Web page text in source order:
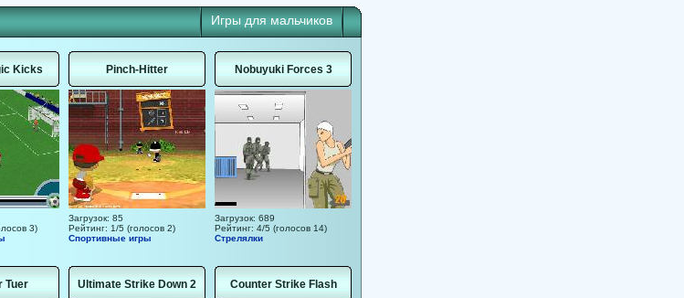
Игры для мальчиков
Kicks
3)
Pinch-Hitter
Загрузок: 85
Рейтинг: 1/5 (голосов 2)
Спортивные игры
Nobuyuki Forces 3
Загрузок: 689
Рейтинг: 4/5 (голосов 14)
Стрелялки
Tuer Ultimate Strike Down 2 Counter Strike Flash